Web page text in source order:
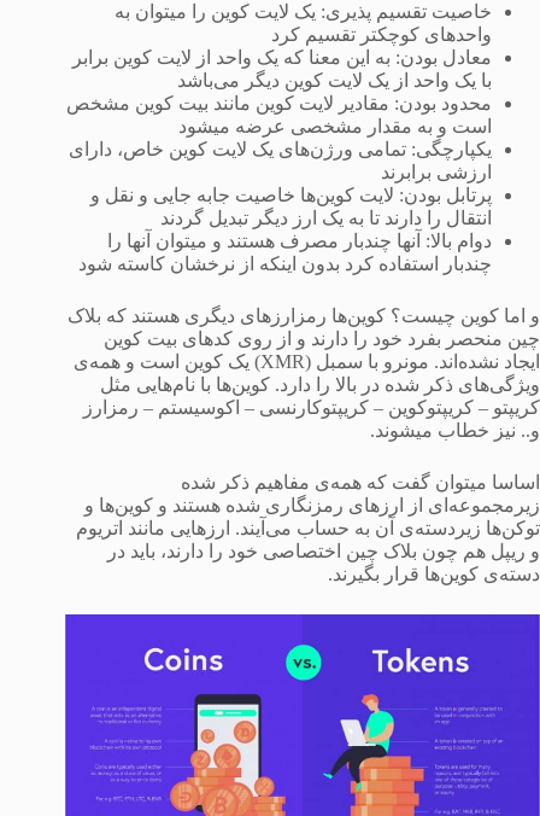
خاصیت تقسیم پذیری: یک لایت کوین را میتوان به
واحدهای کوچکتر تقسیم کرد
معادل بودن: به این معنا که یک واحد از لایت کوین برابر
با یک واحد از یک لایت کوین دیگر می‌باشد
محدود بودن: مقادیر لایت‌ کوین‌ مانند بیت کوین مشخص
است و به مقدار مشخصی عرضه میشود
یکپارچگی: تمامی ورژن‌های یک لایت کوین خاص، دارای
ارزشی برابرند
پرتابل بودن: لایت کوین‌ها خاصیت جابه جایی و نقل و
انتقال را دارند تا به یک ارز دیگر تبدیل گردند
دوام بالا: آنها چندبار مصرف‌ هستند و میتوان آنها را
چندبار استفاده کرد بدون اینکه از نرخشان کاسته شود
و اما کوین چیست؟ کوین‌ها رمزارزهای دیگری هستند که بلاک
چین منحصر بفرد خود را دارند و از روی کدهای بیت کوین
ایجاد نشده‌اند. مونرو با سمبل (XMR) یک کوین است و همه‌ی
ویژگی‌های ذکر شده در بالا را دارد. کوین‌ها با نام‌هایی مثل
کریپتو – کریپتوکوین – کریپتوکارنسی – اکوسیستم – رمزارز
و.. نیز خطاب میشوند.
اساسا میتوان گفت که همه‌ی مفاهیم ذکر شده
زیرمجموعه‌ای از ارزهای رمزنگاری شده هستند و کوین‌ها و
توکن‌ها زیردسته‌ی آن به حساب می‌آیند. ارزهایی مانند اتریوم
و ریپل هم چون بلاک چین اختصاصی خود را دارند، باید در
دسته‌ی کوین‌ها قرار بگیرند.